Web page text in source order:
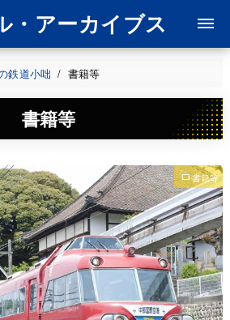
・アーカイブス
鉄道小咄 / 書籍等
書籍等
書籍等